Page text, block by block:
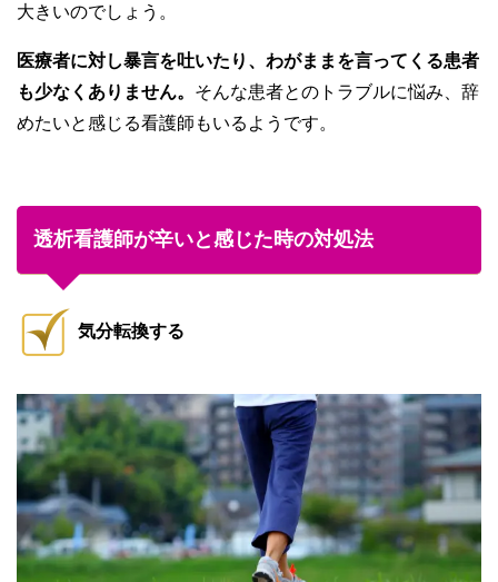
大きいのでしょう。
医療者に対し暴言を吐いたり、わがままを言ってくる患者
も少なくありません。 そんな患者とのトラブルに悩み、辞
めたいと感じる看護師もいるようです。
透析看護師が辛いと感じた時の対処法
気分転換する